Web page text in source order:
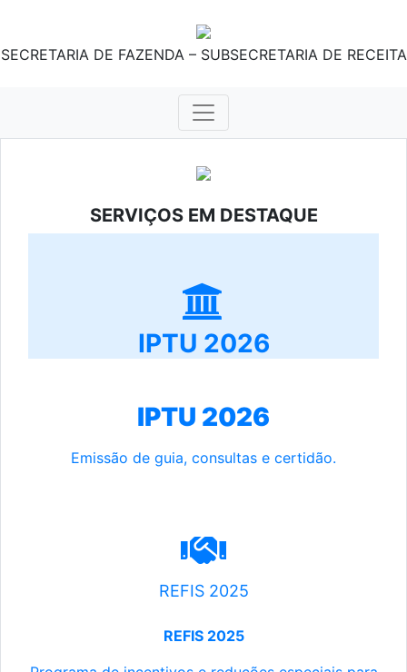
SECRETARIA DE FAZENDA – SUBSECRETARIA DE RECEITA
SERVIÇOS EM DESTAQUE
IPTU 2026
IPTU 2026
Emissão de guia, consultas e certidão.
REFIS 2025
REFIS 2025